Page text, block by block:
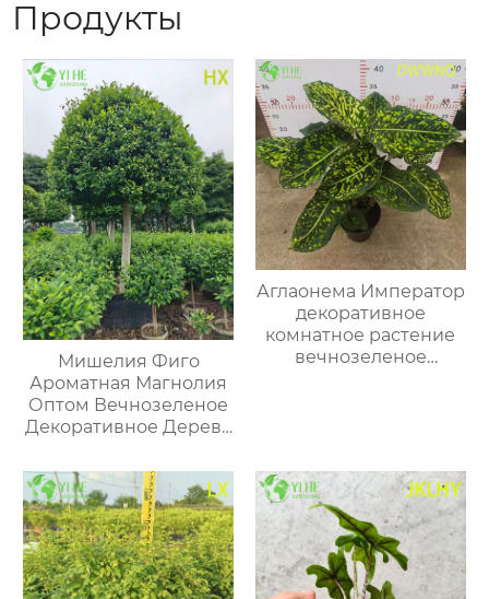
Продукты
Мишелия Фиго
Ароматная Магнолия
Оптом Вечнозеленое
Декоративное Дерево
Аглаонема Император
декоративное
комнатное растение
вечнозеленое